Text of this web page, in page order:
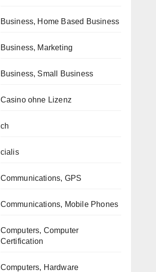
Business, Home Based Business
Business, Marketing
Business, Small Business
Casino ohne Lizenz
ch
cialis
Communications, GPS
Communications, Mobile Phones
Computers, Computer
Certification
Computers, Hardware